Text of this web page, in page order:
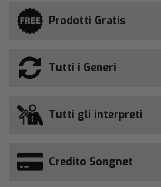
Prodotti Gratis
Tutti i Generi
Tutti gli interpreti
Credito Songnet